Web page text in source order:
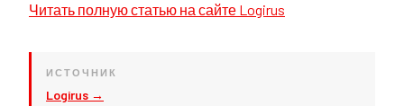
Читать полную статью на сайте Logirus
ИСТОЧНИК
Logirus →